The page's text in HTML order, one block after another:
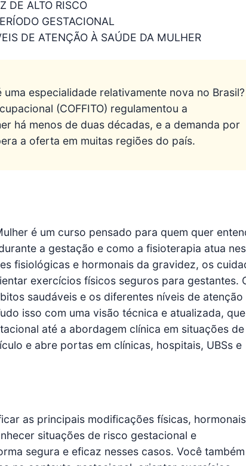
DE ALTO RISCO
GESTACIONAL
DE ATENÇÃO À SAÚDE DA MULHER
especialidade relativamente nova no Brasil?
(COFFITO) regulamentou a
há menos de duas décadas, e a demanda por
a oferta em muitas regiões do país.
é um curso pensado para quem quer
a gestação e como a fisioterapia atua
fisiológicas e hormonais da gravidez, os
exercícios físicos seguros para gestantes.
saudáveis e os diferentes níveis de atenção
isso com uma visão técnica e atualizada,
até a abordagem clínica em situações de
e abre portas em clínicas, hospitais, UBSs e
as principais modificações físicas,
situações de risco gestacional e
segura e eficaz nesses casos. Você